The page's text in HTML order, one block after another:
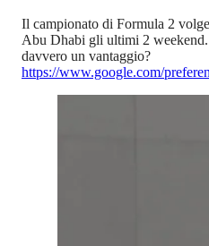
Il campionato di Formula 2
Abu Dhabi gli ultimi 2 weekend.
davvero un vantaggio?
https://www.google.com/